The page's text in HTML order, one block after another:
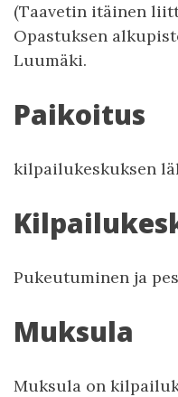
(Taavetin itäinen
Opastuksen
Luumäki.
Paikoitus
kilpailukeskuksen
Pukeutuminen ja
Muksula
Muksula on